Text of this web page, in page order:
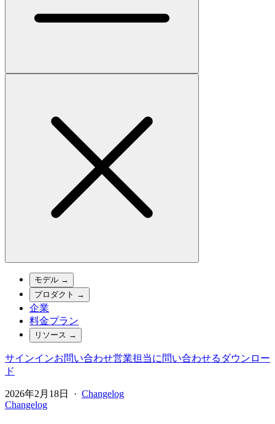
モデル →
プロダクト →
企業
料金プラン
リソース →
サインインお問い合わせ営業担当に問い合わせる ダウンロー
ド
2026年2月18日 · Changelog
Changelog